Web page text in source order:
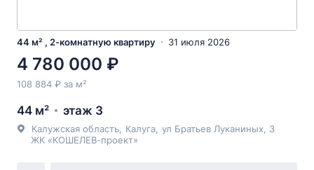
44 м² , 2-комнатную квартиру 31 июля 2026
4 780 000 ₽
108 884 ₽ за м²
44 м² этаж 3
Калужская область Калуга ул Братьев Луканиных , 3
ЖК «КОШЕЛЕВ-проект»